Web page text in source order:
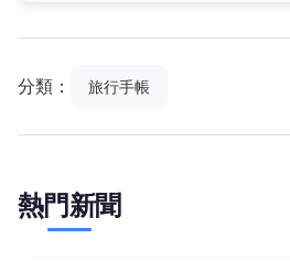
分類： 旅行手帳
熱門新聞